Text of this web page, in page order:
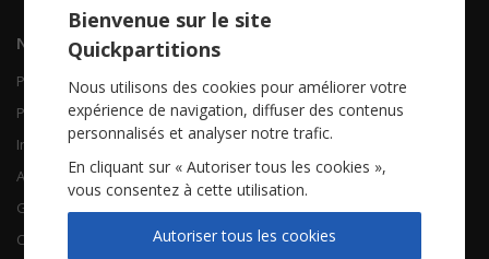
Navigation
Piano Chant
Piano Solo
Instruments solistes
Accordéon
Guitare
Chorales
Contactez-nous
Qui sommes-nous
FAQ
À propos
CGV
Bienvenue sur le site
Quickpartitions
Nous utilisons des cookies pour améliorer votre
expérience de navigation, diffuser des contenus
personnalisés et analyser notre trafic.
En cliquant sur « Autoriser tous les cookies »,
vous consentez à cette utilisation.
Autoriser tous les cookies